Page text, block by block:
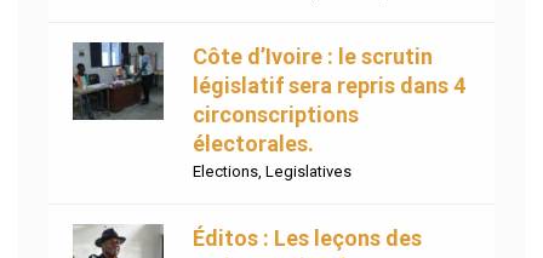
Côte d’Ivoire : le scrutin
législatif sera repris dans 4
circonscriptions
électorales.
Elections Legislatives
Éditos : Les leçons des